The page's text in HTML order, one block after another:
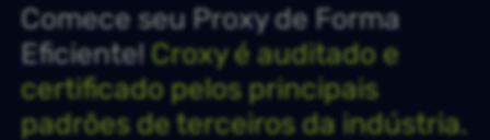
Comece seu Proxy de Forma
Eficiente!Croxy é auditado e
certificado pelos principais
padrões de terceiros da indústria.